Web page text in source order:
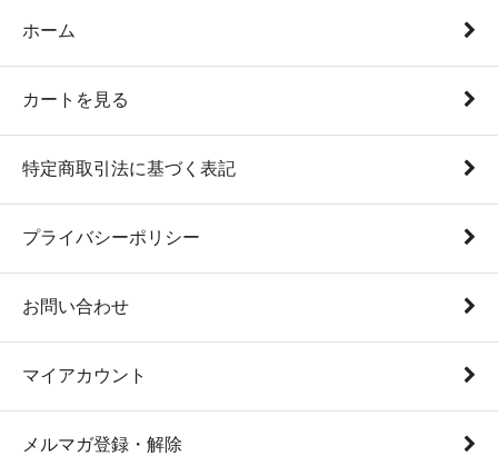
ホーム
カートを見る
特定商取引法に基づく表記
プライバシーポリシー
お問い合わせ
マイアカウント
メルマガ登録・解除